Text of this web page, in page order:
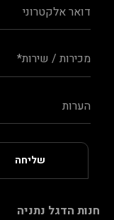
חנות הדגל נתניה